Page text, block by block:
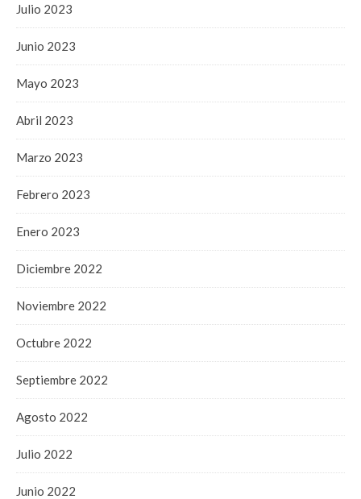
Julio 2023
Junio 2023
Mayo 2023
Abril 2023
Marzo 2023
Febrero 2023
Enero 2023
Diciembre 2022
Noviembre 2022
Octubre 2022
Septiembre 2022
Agosto 2022
Julio 2022
Junio 2022